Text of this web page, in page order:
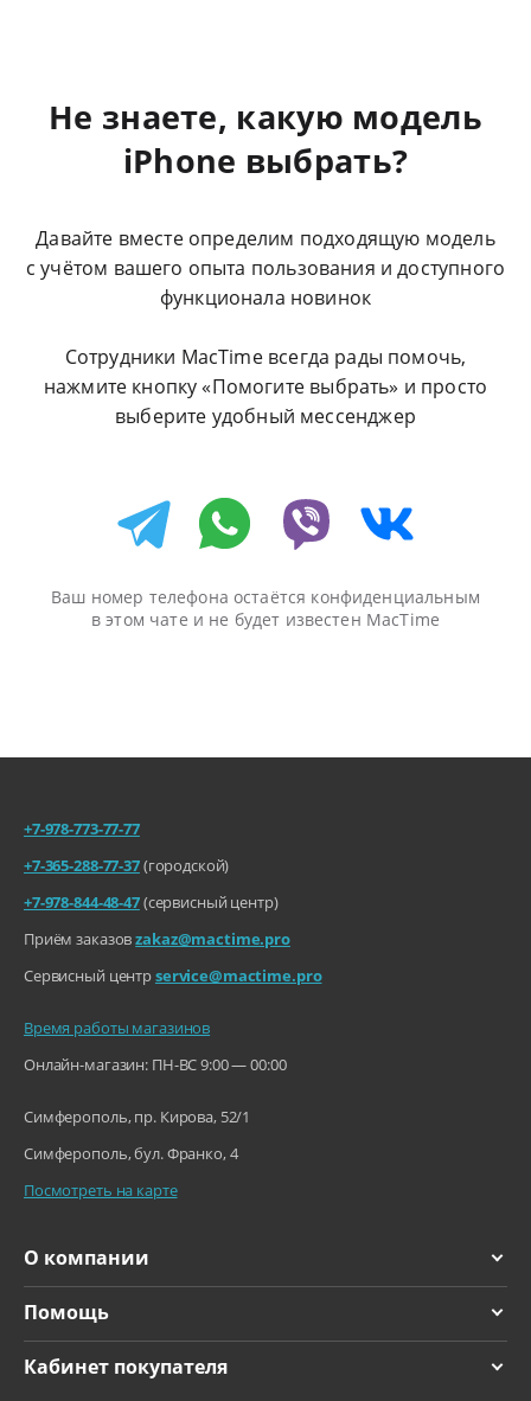
Не знаете, какую модель
iPhone выбрать?
Давайте вместе определим подходящую модель
с учётом вашего опыта пользования и доступного
функционала новинок
Сотрудники MacTime всегда рады помочь,
нажмите кнопку «Помогите выбрать» и просто
выберите удобный мессенджер
Ваш номер телефона остаётся конфиденциальным
в этом чате и не будет известен MacTime
О компании
Помощь
Кабинет покупателя
+7-978-773-77-77
+7-365-288-77-37(городской)
+7-978-844-48-47(сервисный центр)
Приём заказовzakaz@mactime.pro
Сервисный центрservice@mactime.pro
Время работы магазинов
Онлайн-магазин: ПН-ВС 9:00 — 00:00
Симферополь, пр. Кирова, 52/1
Симферополь, бул. Франко, 4
Посмотреть на карте